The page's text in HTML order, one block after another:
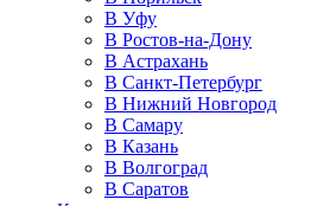
В Уфу
В Ростов-на-Дону
В Астрахань
В Санкт-Петербург
В Нижний Новгород
В Самару
В Казань
В Волгоград
В Саратов